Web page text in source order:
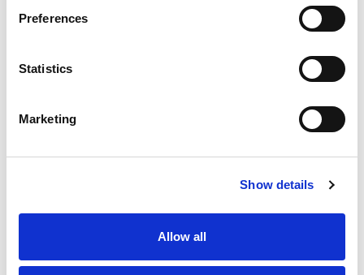
Preferences
Statistics
Marketing
Show details
Allow all
Доступно только через наш сайт!
блокировки.
ОБРАЗ